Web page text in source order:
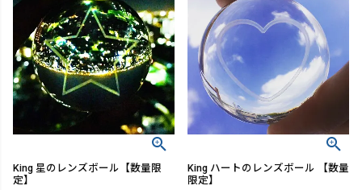
King 星のレンズボール【数量限
定】
King ハートのレンズボール 【数量
限定】